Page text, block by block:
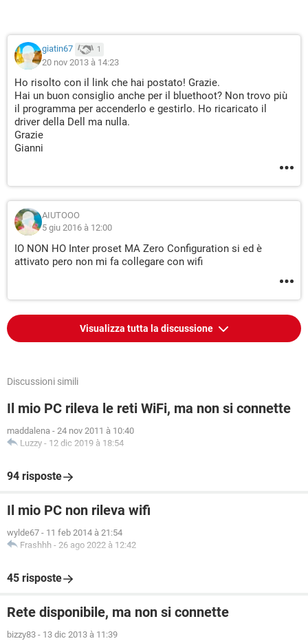
giatin67 1
20 nov 2013 à 14:23
Ho risolto con il link che hai postato! Grazie.
Hai un buon consiglio anche per il bluethoot? Non trovo più
il programma per accenderlo e gestirlo. Ho ricaricato il
driver della Dell ma nulla.
Grazie
Gianni
AIUTOOO
5 giu 2016 à 12:00
IO NON HO Inter proset MA Zero Configuration si ed è
attivato pero non mi fa collegare con wifi
Visualizza tutta la discussione
Discussioni simili
Il mio PC rileva le reti WiFi, ma non si connette
maddalena - 24 nov 2011 à 10:40
Luzzy - 12 dic 2019 à 18:54
94 risposte
Il mio PC non rileva wifi
wylde67 - 11 feb 2014 à 21:54
Frashhh - 26 ago 2022 à 12:42
45 risposte
Rete disponibile, ma non si connette
bizzy83 - 13 dic 2013 à 11:39